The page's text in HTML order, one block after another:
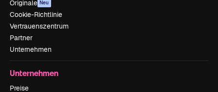
Originale Neu
Cookie-Richtlinie
Vertrauenszentrum
Partner
Unternehmen
Unternehmen
Preise